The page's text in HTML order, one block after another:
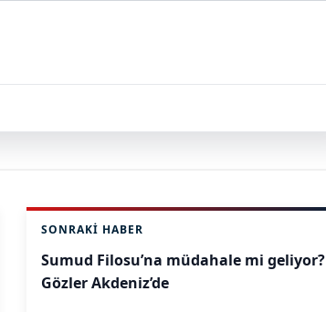
SONRAKI HABER
Sumud Filosu’na müdahale mi geliyor?
Gözler Akdeniz’de